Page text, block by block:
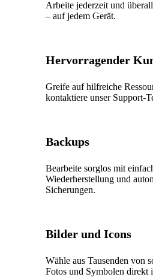
Arbeite jederzeit und
– auf jedem Gerät.
Hervorragender
Greife auf hilfreiche
kontaktiere unser Support-
Backups
Bearbeite sorglos mit
Wiederherstellung und
Sicherungen.
Bilder und Icons
Wähle aus Tausenden von
Fotos und Symbolen direkt